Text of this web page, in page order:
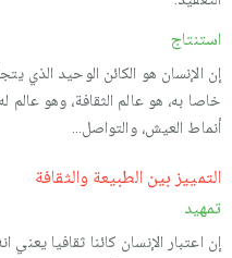
استنتاج
إن الإنسان هو الكائن الوحيد الذي
خاصا به، هو عالم الثقافة، وهو
أنماط العيش، والتواصل…
التمييز بين الطبيعة والثقافة
تمهيد
إن اعتبار الإنسان كائنا ثقافيا